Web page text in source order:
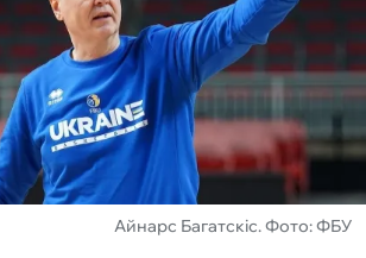
Айнарс Багатскіс. Фото: ФБУ